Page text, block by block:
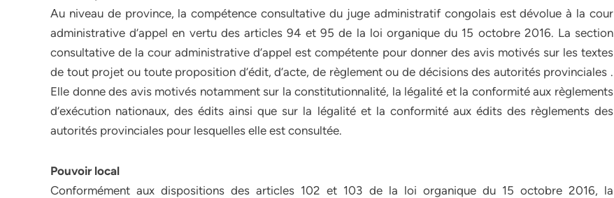
Au niveau de province, la compétence consultative du juge administratif congolais est dévolue à la cour
administrative d’appel en vertu des articles 94 et 95 de la loi organique du 15 octobre 2016. La section
consultative de la cour administrative d’appel est compétente pour donner des avis motivés sur les textes
de tout projet ou toute proposition d’édit, d’acte, de règlement ou de décisions des autorités provinciales .
Elle donne des avis motivés notamment sur la constitutionnalité, la légalité et la conformité aux règlements
d’exécution nationaux, des édits ainsi que sur la légalité et la conformité aux édits des règlements des
autorités provinciales pour lesquelles elle est consultée.
Pouvoir local
Conformément aux dispositions des articles 102 et 103 de la loi organique du 15 octobre 2016, la